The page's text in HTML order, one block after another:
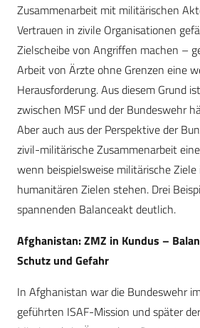
Zusammenarbeit mit militärischen
Vertrauen in zivile Organisationen
Zielscheibe von Angriffen machen –
Arbeit von Ärzte ohne Grenzen eine
Herausforderung. Aus diesem Grund
zwischen MSF und der Bundeswehr
Aber auch aus der Perspektive der
zivil-militärische Zusammenarbeit
wenn beispielsweise militärische Ziele
humanitären Zielen stehen. Drei
spannenden Balanceakt deutlich.
Afghanistan: ZMZ in Kundus –
Schutz und Gefahr
In Afghanistan war die Bundeswehr
geführten ISAF-Mission und später